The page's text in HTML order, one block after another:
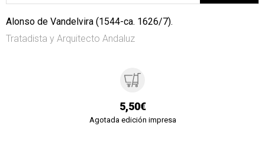
Alonso de Vandelvira (1544-ca. 1626/7).
Tratadista y Arquitecto Andaluz
5,50€
Agotada edición impresa